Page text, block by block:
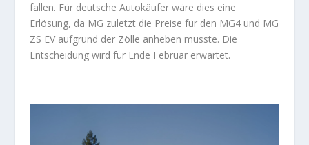
fallen. Für deutsche Autokäufer wäre dies eine
Erlösung, da MG zuletzt die Preise für den MG4 und MG
ZS EV aufgrund der Zölle anheben musste. Die
Entscheidung wird für Ende Februar erwartet.